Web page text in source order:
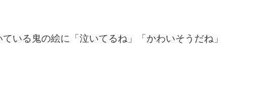
いる鬼の絵に「泣いてるね」「かわいそうだね」